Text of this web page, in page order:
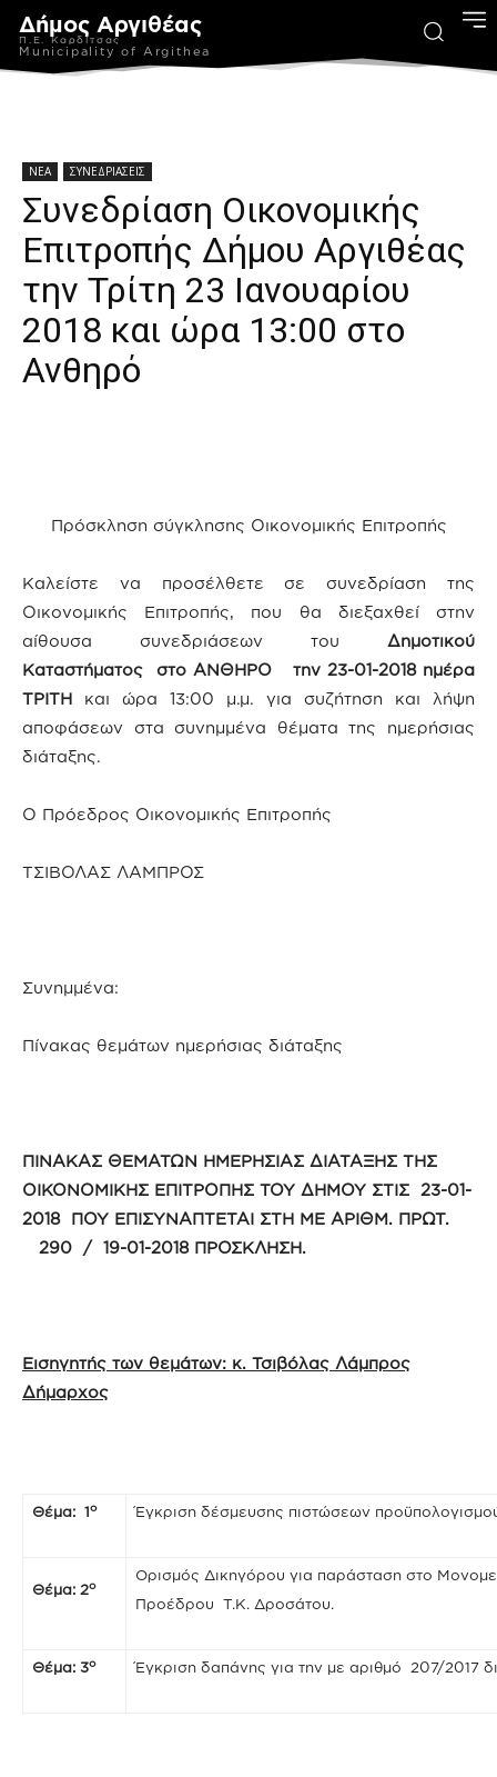
Δήμος Αργιθέας
Π.Ε. Καρδίτσας
Municipality of Argithea
ΝΕΑ ΣΥΝΕΔΡΙΑΣΕΙΣ
Συνεδρίαση Οικονομικής
Επιτροπής Δήμου Αργιθέας
την Τρίτη 23 Ιανουαρίου
2018 και ώρα 13:00 στο
Ανθηρό
Πρόσκληση σύγκλησης Οικονομικής Επιτροπής
Καλείστε να προσέλθετε σε συνεδρίαση της
Οικονομικής Επιτροπής, που θα διεξαχθεί στην
αίθουσα συνεδριάσεων του Δημοτικού
Καταστήματος στο ΑΝΘΗΡΟ την 23-01-2018 ημέρα
ΤΡΙΤΗ και ώρα 13:00 μ.μ. για συζήτηση και λήψη
αποφάσεων στα συνημμένα θέματα της ημερήσιας
διάταξης.
Ο Πρόεδρος Οικονομικής Επιτροπής
ΤΣΙΒΟΛΑΣ ΛΑΜΠΡΟΣ
Συνημμένα:
Πίνακας θεμάτων ημερήσιας διάταξης
ΠΙΝΑΚΑΣ ΘΕΜΑΤΩΝ ΗΜΕΡΗΣΙΑΣ ΔΙΑΤΑΞΗΣ ΤΗΣ
ΟΙΚΟΝΟΜΙΚΗΣ ΕΠΙΤΡΟΠΗΣ ΤΟΥ ΔΗΜΟΥ ΣΤΙΣ 23-01-
2018 ΠΟΥ ΕΠΙΣΥΝΑΠΤΕΤΑΙ ΣΤΗ ΜΕ ΑΡΙΘΜ. ΠΡΩΤ.
290 / 19-01-2018 ΠΡΟΣΚΛΗΣΗ.
Εισηγητής των θεμάτων: κ. Τσιβόλας Λάμπρος
Δήμαρχος
Θέμα: 1ο Έγκριση δέσμευσης πιστώσεων
Θέμα: 2ο
Ορισμός Δικηγόρου για παράσταση στο
Προέδρου Τ.Κ. Δροσάτου.
Θέμα: 3ο Έγκριση δαπάνης για την με αριθμό 207/2017